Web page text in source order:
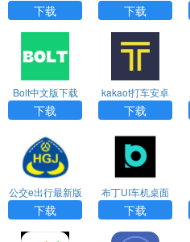
卓版app
下载
pp官方版最新版
下载
Bolt中文版下载
下载
kakaot打车安卓
下载
下载
公交e出行最新版
下载
布丁UI车机桌面
2.0.8版
下载